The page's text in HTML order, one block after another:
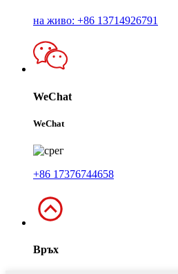
на живо: +86 13714926791
WeChat
WeChat
+86 17376744658
Връх